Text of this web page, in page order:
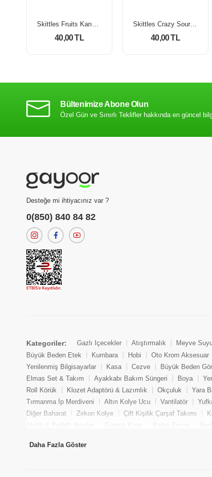
Skittles Fruits Karışık Meyveli Draje Şeker 38 Gr
40,00 TL
Skittles Crazy Sours Ekşi Meyve Aromalı Draje Şeker 38 Gr
40,00 TL
Bültenimize Abone Olun
Özel Gün ve Sınırlı Teklifler hakkında en güncel
Desteğe mi ihtiyacınız var ?
0(850) 840 84 82
Kategoriler: Gazlı İçecekler Atıştırmalık Meyve
Büyük Beden Etek
Kumbara Hobi Oto Krom Aksesuar
Yenilenmiş Bilgisayarlar
Kasa Cezve Büyük Beden
Elmas Set & Takım
Ayakkabı Bakım Süngeri Boya
Roll Körük
Klozet Adaptörü & Lazımlık Okçuluk Yara
Tırmanma İp Merdiveni
Altın Kolye Ucu Vantilatör
Diğer Baharat
Zirkon Kolye Çift Kişilik Çarşaf Takımı
Akülü & Pedallı Araçlar
Gümüş Küpe Balon Zinciri
Oto Lambası
Tencere
Daha Fazla Göster